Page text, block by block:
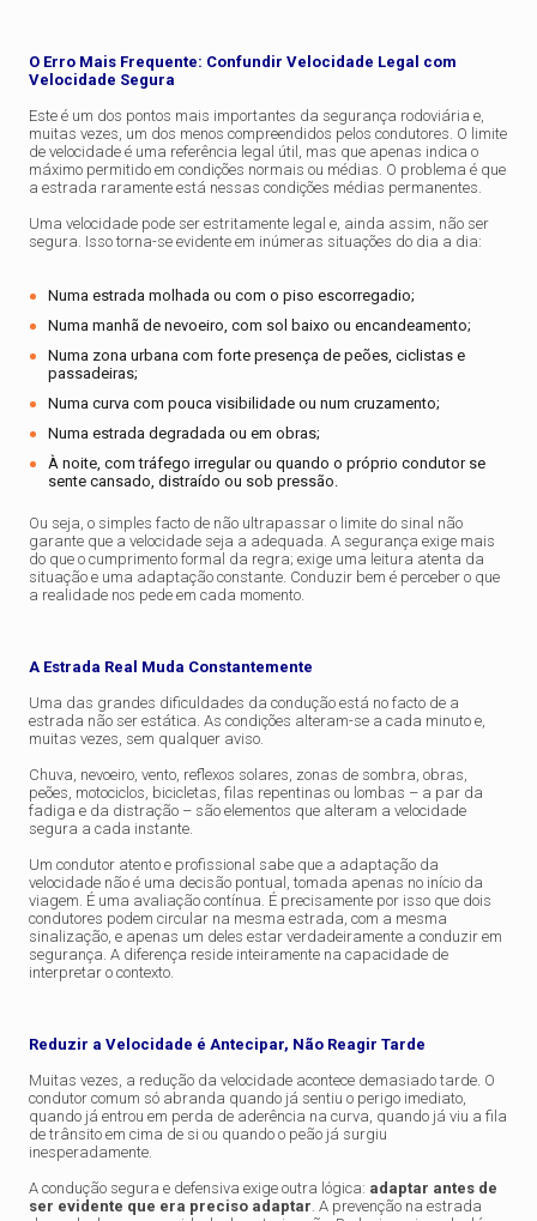
O Erro Mais Frequente: Confundir Velocidade Legal com
Velocidade Segura
Este é um dos pontos mais importantes da segurança rodoviária e,
muitas vezes, um dos menos compreendidos pelos condutores. O limite
de velocidade é uma referência legal útil, mas que apenas indica o
máximo permitido em condições normais ou médias. O problema é que
a estrada raramente está nessas condições médias permanentes.
Uma velocidade pode ser estritamente legal e, ainda assim, não ser
segura. Isso torna-se evidente em inúmeras situações do dia a dia:
Numa estrada molhada ou com o piso escorregadio;
Numa manhã de nevoeiro, com sol baixo ou encandeamento;
Numa zona urbana com forte presença de peões, ciclistas e
passadeiras;
Numa curva com pouca visibilidade ou num cruzamento;
Numa estrada degradada ou em obras;
À noite, com tráfego irregular ou quando o próprio condutor se
sente cansado, distraído ou sob pressão.
Ou seja, o simples facto de não ultrapassar o limite do sinal não
garante que a velocidade seja a adequada. A segurança exige mais
do que o cumprimento formal da regra; exige uma leitura atenta da
situação e uma adaptação constante. Conduzir bem é perceber o que
a realidade nos pede em cada momento.
A Estrada Real Muda Constantemente
Uma das grandes dificuldades da condução está no facto de a
estrada não ser estática. As condições alteram-se a cada minuto e,
muitas vezes, sem qualquer aviso.
Chuva, nevoeiro, vento, reflexos solares, zonas de sombra, obras,
peões, motociclos, bicicletas, filas repentinas ou lombas – a par da
fadiga e da distração – são elementos que alteram a velocidade
segura a cada instante.
Um condutor atento e profissional sabe que a adaptação da
velocidade não é uma decisão pontual, tomada apenas no início da
viagem. É uma avaliação contínua. É precisamente por isso que dois
condutores podem circular na mesma estrada, com a mesma
sinalização, e apenas um deles estar verdadeiramente a conduzir em
segurança. A diferença reside inteiramente na capacidade de
interpretar o contexto.
Reduzir a Velocidade é Antecipar, Não Reagir Tarde
Muitas vezes, a redução da velocidade acontece demasiado tarde. O
condutor comum só abranda quando já sentiu o perigo imediato,
quando já entrou em perda de aderência na curva, quando já viu a fila
de trânsito em cima de si ou quando o peão já surgiu
inesperadamente.
A condução segura e defensiva exige outra lógica: adaptar antes de
ser evidente que era preciso adaptar . A prevenção na estrada